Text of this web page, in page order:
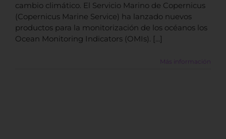
cambio climático. El Servicio Marino de Copernicus
(Copernicus Marine Service) ha lanzado nuevos
productos para la monitorización de los océanos los
Ocean Monitoring Indicators (OMIs). [...]
Más información